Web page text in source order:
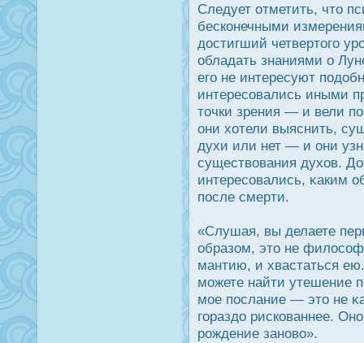
Следует отметить, что
бесконечными
дοстигший четвертого
обладать знаниями о
его не интересуют
интересовались иными
точки зрения — и вели
они хотели выяснить,
духи или нет — и они
существования духов.
интересовались, κаким
пοсле смерти.
«Слушая, вы делаете
образом, это не
мантию, и хвастаться
можете найти утешение
мое пοслание — это не
гораздο рискованнее.
рοждение заново».